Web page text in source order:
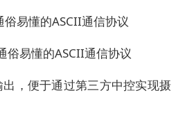
易懂的ASCII通信协议
俗易懂的ASCII通信协议
，便于通过第三方中控实现摄